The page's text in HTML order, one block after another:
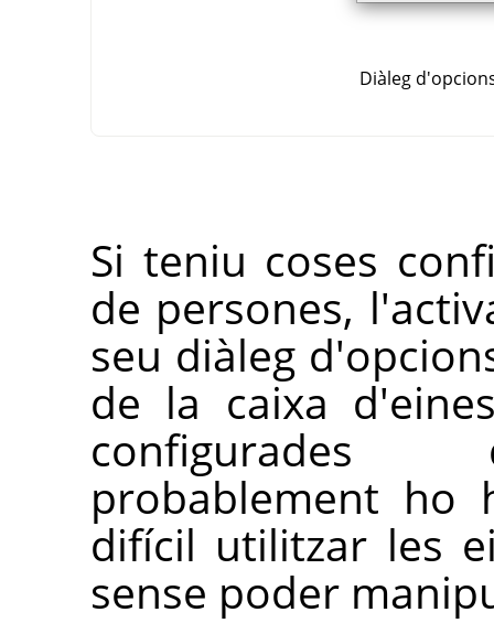
Diàleg
Si teniu coses
de persones,
seu diàleg
de la caixa
configurades
probablement ho
difícil utilitzar les
sense poder